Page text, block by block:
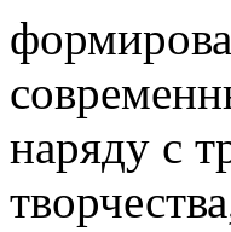
наряду с